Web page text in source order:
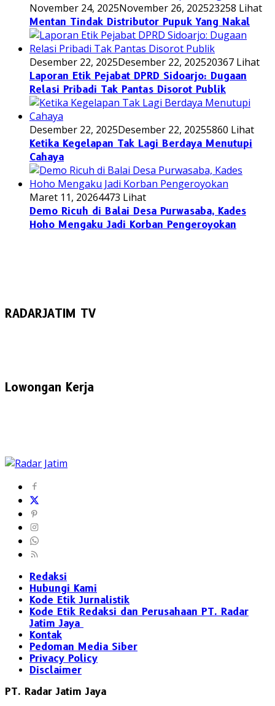
November 24, 2025November 26, 202523258 Lihat
Mentan Tindak Distributor Pupuk Yang Nakal
Desember 22, 2025Desember 22, 202520367 Lihat
Laporan Etik Pejabat DPRD Sidoarjo: Dugaan
Relasi Pribadi Tak Pantas Disorot Publik
Desember 22, 2025Desember 22, 20255860 Lihat
Ketika Kegelapan Tak Lagi Berdaya Menutupi
Cahaya
Maret 11, 20264473 Lihat
Demo Ricuh di Balai Desa Purwasaba, Kades
Hoho Mengaku Jadi Korban Pengeroyokan
RADARJATIM TV
Lowongan Kerja
Redaksi
Hubungi Kami
Kode Etik Jurnalistik
Kode Etik Redaksi dan Perusahaan PT. Radar
Jatim Jaya
Kontak
Pedoman Media Siber
Privacy Policy
Disclaimer
PT. Radar Jatim Jaya